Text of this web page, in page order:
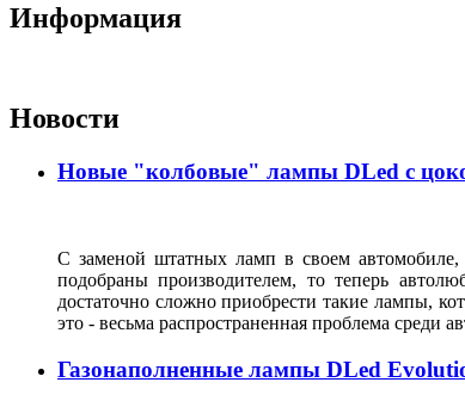
Информация
Новости
Новые "колбовые" лампы DLed с
С заменой штатных ламп в своем автомобиле,
подобраны производителем, то теперь
достаточно сложно приобрести такие лампы,
это - весьма распространенная проблема среди
Газонаполненные лампы DLed